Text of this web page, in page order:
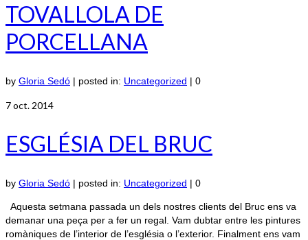
TOVALLOLA DE
PORCELLANA
by Gloria Sedó | posted in: Uncategorized | 0
7oct. 2014
ESGLÉSIA DEL BRUC
by Gloria Sedó | posted in: Uncategorized | 0
Aquesta setmana passada un dels nostres clients del Bruc ens va
demanar una peça per a fer un regal. Vam dubtar entre les pintures
romàniques de l’interior de l’església o l’exterior. Finalment ens vam